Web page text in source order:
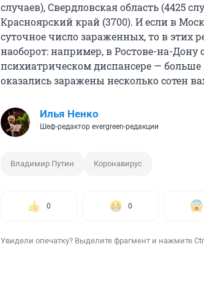
случаев), Свердловская область (4425
Красноярский край (3700). И если в
суточное число зараженных, то в этих
наоборот: например, в Ростове-на-
психиатрическом диспансере —
оказались заражены несколько сотен
Илья Ненко
Шеф-редактор evergreen-редакции
Владимир Путин Коронавирус
0 0
Увидели опечатку? Выделите фрагмент и нажмите